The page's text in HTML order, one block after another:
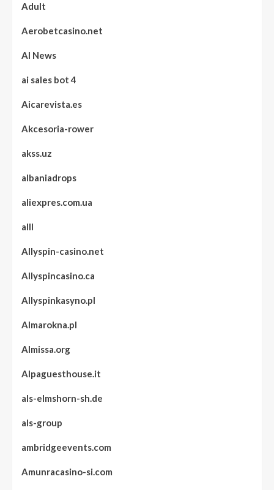
Adult
Aerobetcasino.net
AI News
ai sales bot 4
Aicarevista.es
Akcesoria-rower
akss.uz
albaniadrops
aliexpres.com.ua
alll
Allyspin-casino.net
Allyspincasino.ca
Allyspinkasyno.pl
Almarokna.pl
Almissa.org
Alpaguesthouse.it
als-elmshorn-sh.de
als-group
ambridgeevents.com
Amunracasino-si.com